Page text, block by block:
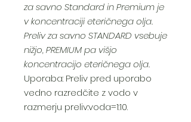
za savno Standard in Premium je
v koncentraciji eteričnega olja.
Preliv za savno STANDARD vsebuje
nižjo, PREMIUM pa višjo
koncentracijo eteričnega olja.
Uporaba: Preliv pred uporabo
vedno razredčite z vodo v
razmerju preliv:voda=1:10.